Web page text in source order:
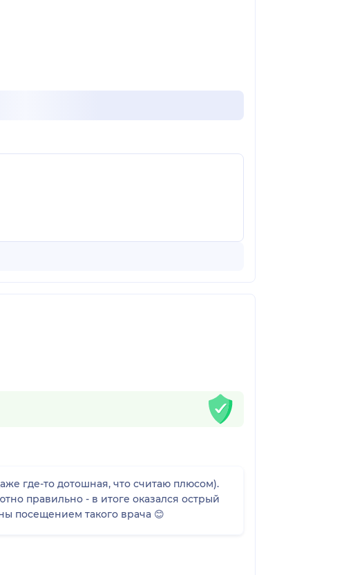
где-то дотошная, что считаю плюсом).
правильно - в итоге оказался острый
И я, и ребенок очень довольны посещением такого врача 😊